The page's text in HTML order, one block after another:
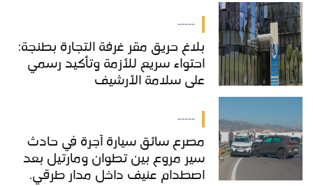
-----
بلاغ حريق مقر غرفة التجارة بطنجة:
احتواء سريع للأزمة وتأكيد رسمي
على سلامة الأرشيف
-----
مصرع سائق سيارة أجرة في حادث
سير مروع بين تطوان ومارتيل بعد
اصطدام عنيف داخل مدار طرقي.